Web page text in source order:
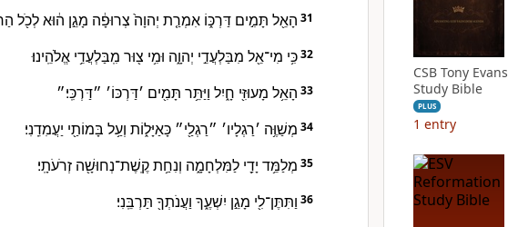
31 הָאֵ֖ל תָּמִ֣ים דַּרְכּ֑וֹ אִמְרַ֤ת יְהוָה֙ צְרוּפָ֔ה מָגֵ֣ן ה֔וּא לְכֹ֖ל
32כִּ֥י מִי־אֵ֖ל מִבַּלְעֲדֵ֣י יְהוָ֑ה וּמִ֥י צ֖וּר מִֽבַּלְעֲדֵ֥י אֱלֹהֵֽינוּ׃
33 הָאֵ֥ל מָעוּזִּ֖י חָ֑יִל וַיַּתֵּ֥ר תָּמִ֖ים ׳דַּרְכּוֹ׳ ״דַּרְכִּֽי׃״
34 מְשַׁוֶּ֥ה ׳רַגְלָיו׳ ״רַגְלַ֖י״ כָּאַיָּל֑וֹת וְעַ֥ל בָּמוֹתַ֖י יַעֲמִדֵֽנִי׃
35 מְלַמֵּ֥ד יָדַ֖י לַמִּלְחָמָ֑ה וְנִחַ֥ת קֶֽשֶׁת־נְחוּשָׁ֖ה זְרֹעֹתָֽי׃
36 וַתִּתֶּן־לִ֖י מָגֵ֣ן יִשְׁעֶ֑ךָ וַעֲנֹתְךָ֖ תַּרְבֵּֽנִי׃
CSB Tony Evans
Study Bible
PLUS
1 entry